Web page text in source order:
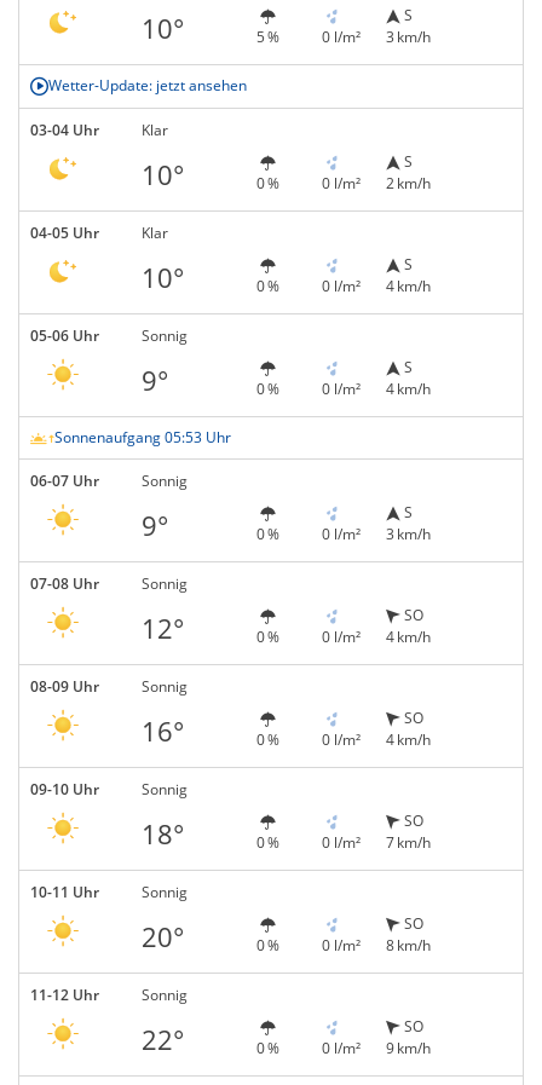
10° 5 % 0 l/m²
S
3 km/h
Wetter-Update: jetzt ansehen
03-04 Uhr Klar
10° 0 % 0 l/m²
S
2 km/h
04-05 Uhr Klar
10° 0 % 0 l/m²
S
4 km/h
05-06 Uhr Sonnig
9° 0 % 0 l/m²
S
4 km/h
Sonnenaufgang 05:53 Uhr
06-07 Uhr Sonnig
9° 0 % 0 l/m²
S
3 km/h
07-08 Uhr Sonnig
12° 0 % 0 l/m²
SO
4 km/h
08-09 Uhr Sonnig
16° 0 % 0 l/m²
SO
4 km/h
09-10 Uhr Sonnig
18° 0 % 0 l/m²
SO
7 km/h
10-11 Uhr Sonnig
20° 0 % 0 l/m²
SO
8 km/h
11-12 Uhr Sonnig
22° 0 % 0 l/m²
SO
9 km/h